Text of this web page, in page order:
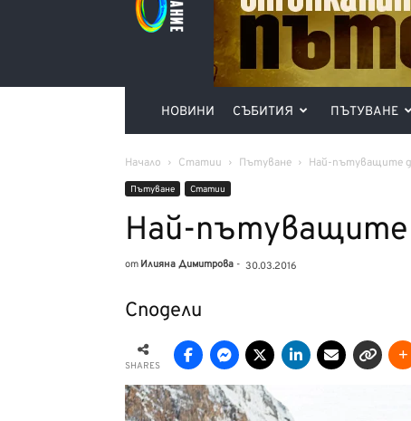
НОВИНИ СЪБИТИЯ ПЪТУВАНЕ
Начало Статии Пътуване Най-пътуващите
Пътуване Статии
Най-пътуващите
от Илияна Димитрова - 30.03.2016
Сподели
SHARES